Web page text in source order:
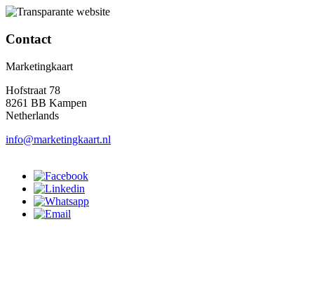
Contact
Marketingkaart
Hofstraat 78
8261 BB Kampen
Netherlands
info@marketingkaart.nl